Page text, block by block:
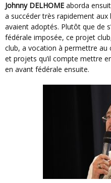
Johnny DELHOME aborda
a succéder très rapidement
avaient adoptés. Plutôt que de
fédérale imposée, ce projet
club, a vocation à permettre au
et projets qu’il compte mettre
en avant fédérale ensuite.